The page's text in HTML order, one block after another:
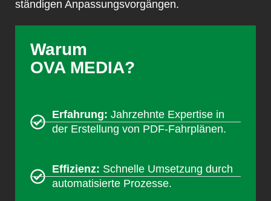
Warum
OVA MEDIA?
Erfahrung: Jahrzehnte Expertise in
der Erstellung von PDF-Fahrplänen.
Effizienz: Schnelle Umsetzung durch
automatisierte Prozesse.
ständigen Anpassungsvorgängen.